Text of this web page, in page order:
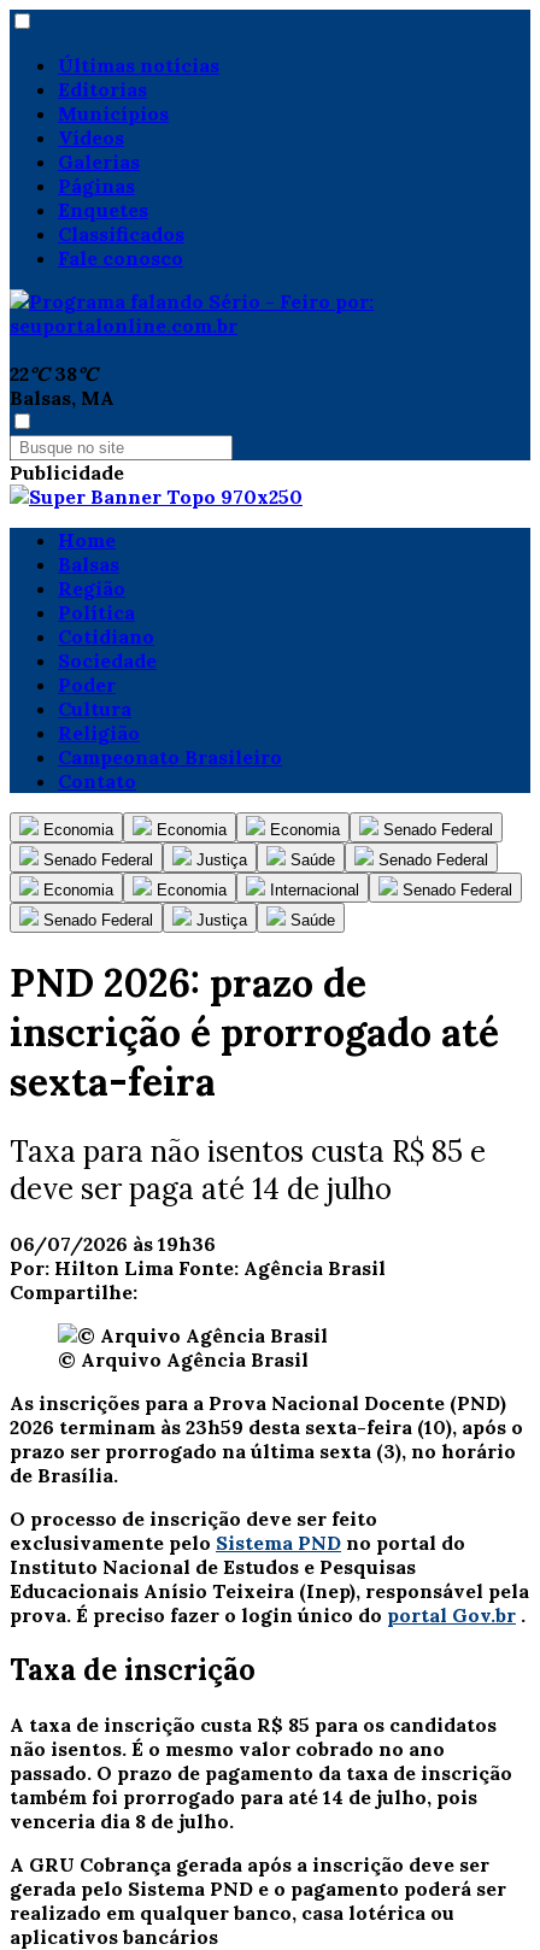
Últimas notícias
Editorias
Municípios
Vídeos
Galerias
Páginas
Enquetes
Classificados
Fale conosco
22°C 38°C
Balsas, MA
Publicidade
Home
Balsas
Região
Política
Cotidiano
Sociedade
Poder
Cultura
Religião
Campeonato Brasileiro
Contato
Economia Economia Economia
Senado Federal
Senado Federal
Justiça Saúde
Senado Federal
Economia
Economia Internacional
Senado Federal
Senado Federal
Justiça Saúde
PND 2026: prazo de
inscrição é prorrogado até
sexta-feira
Taxa para não isentos custa R$ 85 e
deve ser paga até 14 de julho
06/07/2026 às 19h36
Por: Hilton Lima Fonte: Agência Brasil
Compartilhe:
© Arquivo Agência Brasil
As inscrições para a Prova Nacional Docente (PND)
2026 terminam às 23h59 desta sexta-feira (10), após o
prazo ser prorrogado na última sexta (3), no horário
de Brasília.
O processo de inscrição deve ser feito
exclusivamente pelo Sistema PND no portal do
Instituto Nacional de Estudos e Pesquisas
Educacionais Anísio Teixeira (Inep), responsável pela
prova. É preciso fazer o login único do portal Gov.br .
Taxa de inscrição
A taxa de inscrição custa R$ 85 para os candidatos
não isentos. É o mesmo valor cobrado no ano
passado. O prazo de pagamento da taxa de inscrição
também foi prorrogado para até 14 de julho, pois
venceria dia 8 de julho.
A GRU Cobrança gerada após a inscrição deve ser
gerada pelo Sistema PND e o pagamento poderá ser
realizado em qualquer banco, casa lotérica ou
aplicativos bancários